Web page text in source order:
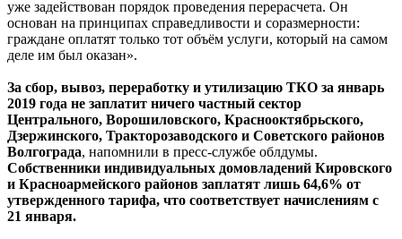
уже задействован порядок проведения перерасчета. Он
основан на принципах справедливости и соразмерности:
граждане оплатят только тот объём услуги, который на самом
деле им был оказан».
За сбор, вывоз, переработку и утилизацию ТКО за январь
2019 года не заплатит ничего частный сектор
Центрального, Ворошиловского, Краснооктябрьского,
Дзержинского, Тракторозаводского и Советского районов
Волгограда, напомнили в пресс-службе облдумы.
Собственники индивидуальных домовладений Кировского
и Красноармейского районов заплатят лишь 64,6% от
утвержденного тарифа, что соответствует начислениям с
21 января.